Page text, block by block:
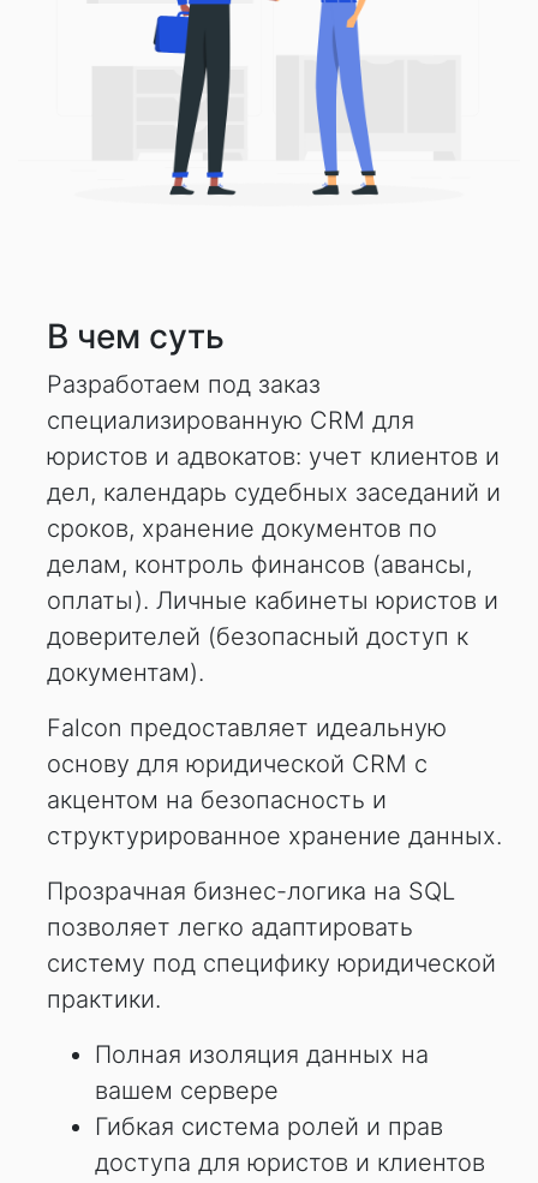
В чем суть
Разработаем под заказ
специализированную CRM для
юристов и адвокатов: учет клиентов и
дел, календарь судебных заседаний и
сроков, хранение документов по
делам, контроль финансов (авансы,
оплаты). Личные кабинеты юристов и
доверителей (безопасный доступ к
документам).
Falcon предоставляет идеальную
основу для юридической CRM с
акцентом на безопасность и
структурированное хранение данных.
Прозрачная бизнес-логика на SQL
позволяет легко адаптировать
систему под специфику юридической
практики.
Полная изоляция данных на
вашем сервере
Гибкая система ролей и прав
доступа для юристов и клиентов